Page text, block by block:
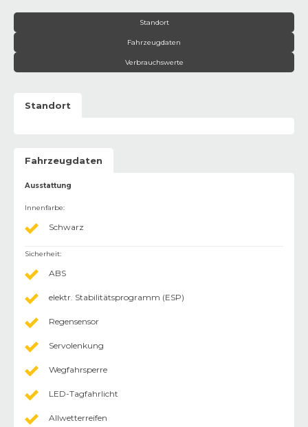
Standort
Fahrzeugdaten
Verbrauchswerte
Standort
Fahrzeugdaten
Ausstattung
Innenfarbe:
Schwarz
Sicherheit:
ABS
elektr. Stabilitätsprogramm (ESP)
Regensensor
Servolenkung
Wegfahrsperre
LED-Tagfahrlicht
Allwetterreifen